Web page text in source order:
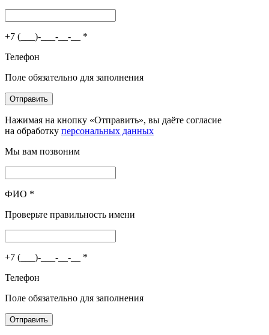
+7 (___)-___-__-__ *
Телефон
Поле обязательно для заполнения
Отправить
Нажимая на кнопку «Отправить», вы даёте согласие
на обработку персональных данных
Мы вам позвоним
ФИО *
Проверьте правильность имени
+7 (___)-___-__-__ *
Телефон
Поле обязательно для заполнения
Отправить